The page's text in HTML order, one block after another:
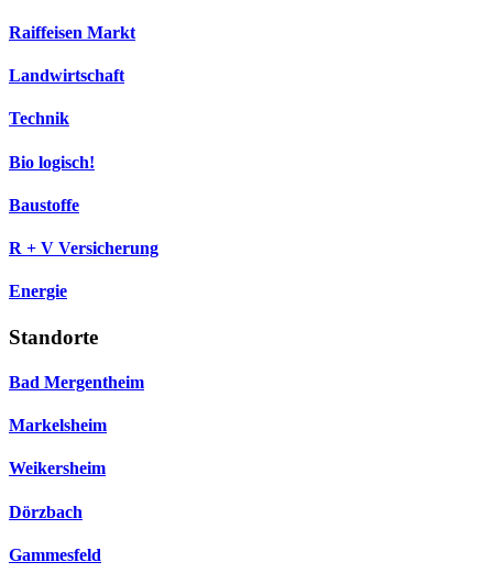
Raiffeisen Markt
Landwirtschaft
Technik
Bio logisch!
Baustoffe
R + V Versicherung
Energie
Standorte
Bad Mergentheim
Markelsheim
Weikersheim
Dörzbach
Gammesfeld